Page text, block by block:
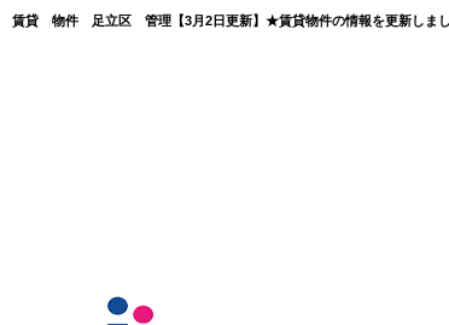
賃貸 物件 足立区 管理【3月2日更新】★賃貸物件の情報を更新しま